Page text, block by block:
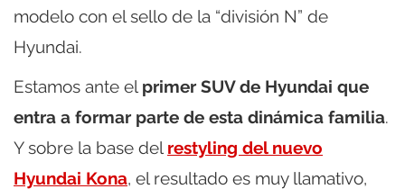
modelo con el sello de la “división N” de
Hyundai.
Estamos ante el primer SUV de Hyundai que
entra a formar parte de esta dinámica familia.
Y sobre la base del restyling del nuevo
Hyundai Kona, el resultado es muy llamativo,